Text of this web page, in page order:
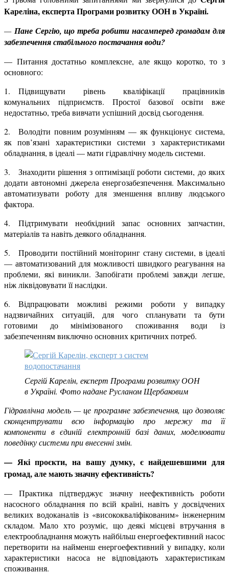
Кареліна, експерта Програми розвитку ООН в Україні.
— Пане Сергію, що треба робити насамперед громадам для
забезпечення стабільного постачання води?
— Питання достатньо комплексне, але якщо коротко, то з
основного:
1. Підвищувати рівень кваліфікації працівників
комунальних підприємств. Простої базової освіти вже
недостатньо, треба вивчати успішний досвід сьогодення.
2. Володіти повним розумінням — як функціонує система,
як пов’язані характеристики системи з характеристиками
обладнання, в ідеалі — мати гідравлічну модель системи.
3. Знаходити рішення з оптимізації роботи системи, до яких
додати автономні джерела енергозабезпечення. Максимально
автоматизувати роботу для зменшення впливу людського
фактора.
4. Підтримувати необхідний запас основних запчастин,
матеріалів та навіть деякого обладнання.
5. Проводити постійний моніторинг стану системи, в ідеалі
— автоматизований для можливості швидкого реагування на
проблеми, які виникли. Запобігати проблемі завжди легше,
ніж ліквідовувати її наслідки.
6. Відпрацювати можливі режими роботи у випадку
надзвичайних ситуацій, для чого спланувати та бути
готовими до мінімізованого споживання води із
забезпеченням виключно основних критичних потреб.
Сергій Карелін, експерт Програми розвитку ООН
в Україні. Фото надане Русланом Щербаковим
Гідравлічна модель — це програмне забезпечення, що дозволяє
сконцентрувати всю інформацію про мережу та її
компоненти в єдиній електронній базі даних, моделювати
поведінку системи при внесенні змін.
— Які проєкти, на вашу думку, є найдешевшими для
громад, але мають значну ефективність?
— Практика підтверджує значну неефективність роботи
насосного обладнання по всій країні, навіть у досвідчених
великих водоканалів із «висококваліфікованим» інженерним
складом. Мало хто розуміє, що деякі місцеві втручання в
електрообладнання можуть найбільш енергоефективний насос
перетворити на найменш енергоефективний у випадку, коли
характеристики насоса не відповідають характеристикам
споживання.